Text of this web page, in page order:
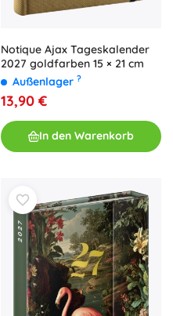
Notique Ajax Tageskalender
2027 goldfarben 15 × 21 cm
Außenlager ?
13,90 €
In den Warenkorb